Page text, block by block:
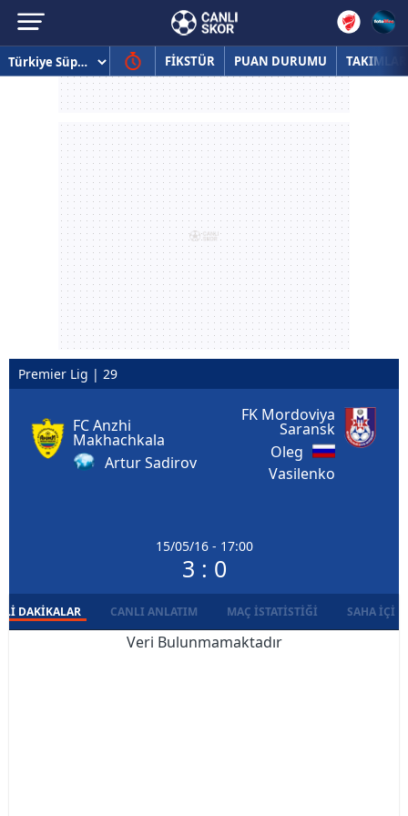
FİKSTÜR PUAN DURUMU TAKIMLAR
Premier Lig | 29
FC Anzhi
Makhachkala
Artur Sadirov
15/05/16 - 17:00
3 : 0
FK Mordoviya
Saransk
Oleg
Vasilenko
DAKIKALAR CANLI ANLATIM MAÇ İSTATISTIĞI SAHA İÇI
Veri Bulunmamaktadır